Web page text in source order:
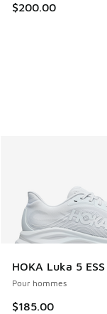
$200.00
HOKA Luka 5 ESS
Pour hommes
$185.00